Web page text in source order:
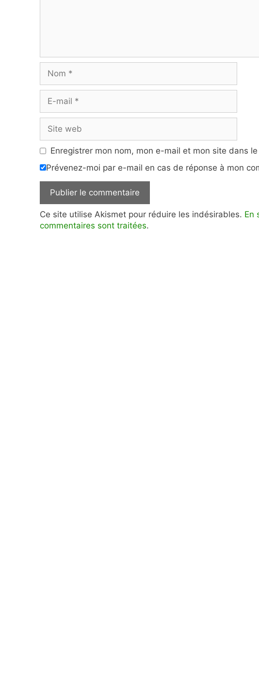
mail
web
Enregistrer mon nom, mon e-mail et mon site dans
Prévenez-moi par e-mail en cas de réponse à mon
Ce site utilise Akismet pour réduire les indésirables. En
commentaires sont traitées.